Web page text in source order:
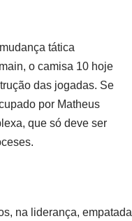
tática
o camisa 10 hoje
das jogadas. Se
por Matheus
que só deve ser
na liderança, empatada